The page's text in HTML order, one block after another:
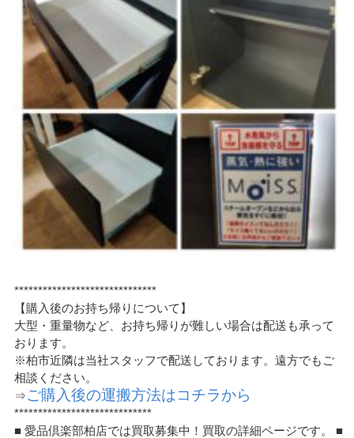
******************************
【購入後のお持ち帰りについて】
大型・重量物など、お持ち帰りが難しい場合は配送も承って
おります。
※柏市近隣は当社スタッフで配送しております。遠方でもご
相談ください。
⇒ご購入後の運搬方法はコチラから
*****************************
■ 愛品倶楽部柏店では買取募集中！買取の詳細ページです。 ■